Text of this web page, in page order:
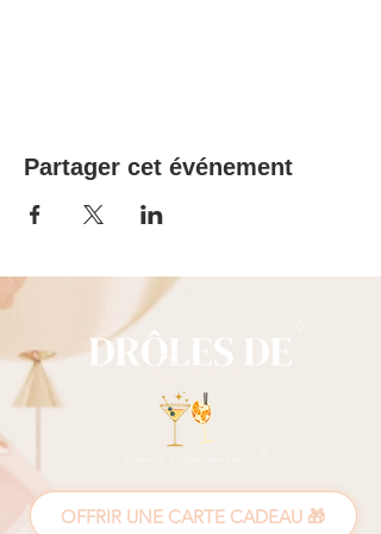
Partager cet événement
OFFRIR UNE CARTE CADEAU 🎁